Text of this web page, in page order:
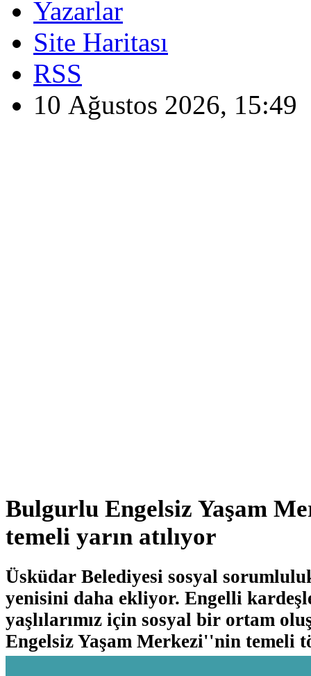
Yazarlar
Site Haritası
RSS
10 Ağustos 2026, 15:49
Bulgurlu Engelsiz Yaşam
temeli yarın atılıyor
Üsküdar Belediyesi sosyal
yenisini daha ekliyor. Engelli
yaşlılarımız için sosyal bir ortam
Engelsiz Yaşam Merkezi''nin temeli